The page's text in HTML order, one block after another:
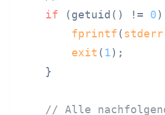
if (getuid() != 0
fprintf( stderr
exit ( 1);
    }
// Alle